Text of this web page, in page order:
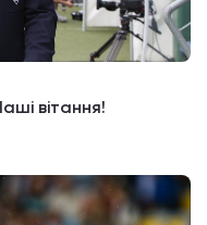
вітання!